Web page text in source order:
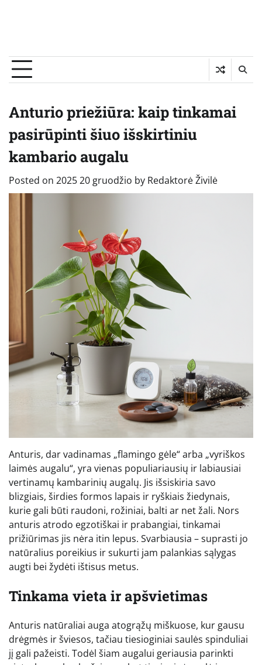
Anturio priežiūra: kaip tinkamai
pasirūpinti šiuo išskirtiniu
kambario augalu
Posted on 2025 20 gruodžio by Redaktorė Živilė
Anturis, dar vadinamas „flamingo gėle“ arba „vyriškos
laimės augalu“, yra vienas populiariausių ir labiausiai
vertinamų kambarinių augalų. Jis išsiskiria savo
blizgiais, širdies formos lapais ir ryškiais žiedynais,
kurie gali būti raudoni, rožiniai, balti ar net žali. Nors
anturis atrodo egzotiškai ir prabangiai, tinkamai
prižiūrimas jis nėra itin lepus. Svarbiausia – suprasti jo
natūralius poreikius ir sukurti jam palankias sąlygas
augti bei žydėti ištisus metus.
Tinkama vieta ir apšvietimas
Anturis natūraliai auga atogrąžų miškuose, kur gausu
drėgmės ir šviesos, tačiau tiesioginiai saulės spinduliai
jį gali pažeisti. Todėl šiam augalui geriausia parinkti